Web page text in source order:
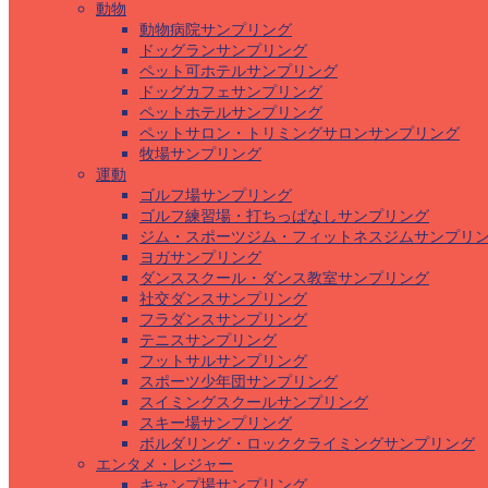
動物
動物病院サンプリング
ドッグランサンプリング
ペット可ホテルサンプリング
ドッグカフェサンプリング
ペットホテルサンプリング
ペットサロン・トリミングサロンサンプリング
牧場サンプリング
運動
ゴルフ場サンプリング
ゴルフ練習場・打ちっぱなしサンプリング
ジム・スポーツジム・フィットネスジムサンプリ
ヨガサンプリング
ダンススクール・ダンス教室サンプリング
社交ダンスサンプリング
フラダンスサンプリング
テニスサンプリング
フットサルサンプリング
スポーツ少年団サンプリング
スイミングスクールサンプリング
スキー場サンプリング
ボルダリング・ロッククライミングサンプリング
エンタメ・レジャー